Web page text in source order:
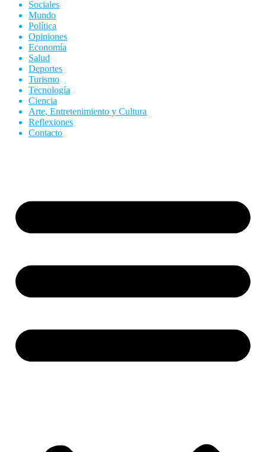
Sociales
Mundo
Política
Opiniones
Economía
Salud
Deportes
Turismo
Tecnología
Ciencia
Arte, Entretenimiento y Cultura
Reflexiones
Contacto